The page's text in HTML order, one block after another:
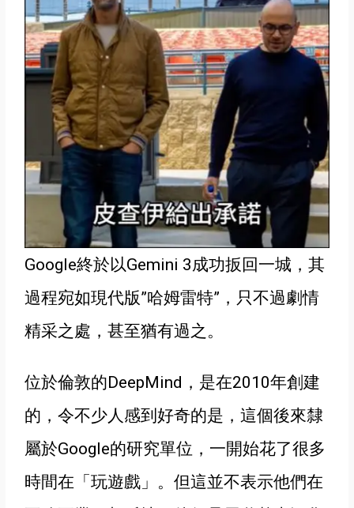
Google終於以Gemini 3成功扳回一城 ，其
過程宛如現代版”哈姆雷特”， 只不過劇情
精采之處 ，甚至猶有過之 。
位於倫敦的DeepMind ， 是在2010年創建
的，令不少人感到好奇的是 ，這個後來隸
屬於Google的研究單位， 一開始花了很多
時間在 「玩遊戲」。但這並不表示他們在